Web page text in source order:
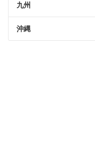
九州
沖縄